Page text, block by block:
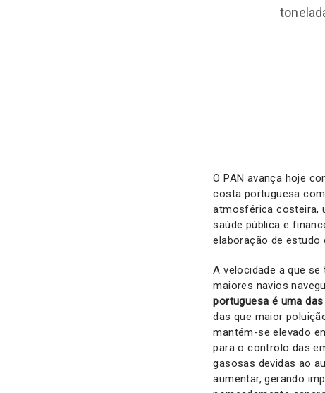
O PAN avança hoje
costa portuguesa
atmosférica costeira,
saúde pública e
elaboração de estudo
A velocidade a que
maiores navios
portuguesa é uma
das que maior
mantém-se elevado
para o controlo das
gasosas devidas ao
aumentar, gerando